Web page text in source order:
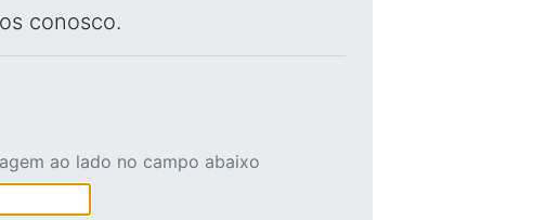
conosco.
ao lado no campo abaixo